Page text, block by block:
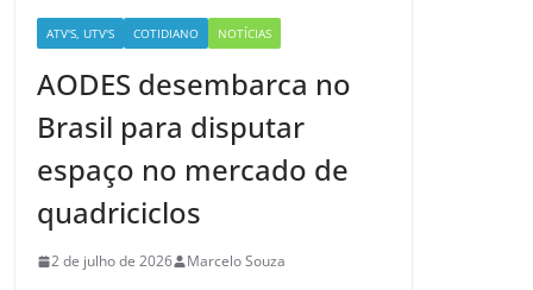
ATV'S, UTV'S COTIDIANO NOTÍCIAS
AODES desembarca no
Brasil para disputar
espaço no mercado de
quadriciclos
2 de julho de 2026 Marcelo Souza